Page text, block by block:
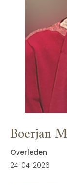
Boerjan
Overleden
24-04-2026